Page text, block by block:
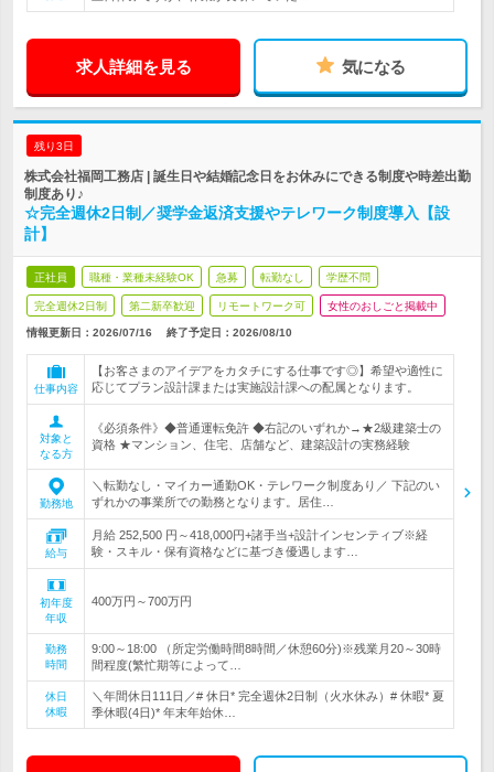
求人詳細を見る 気になる
残り3日
株式会社福岡工務店 | 誕生日や結婚記念日をお休みにできる制度や時差出勤
制度あり♪
☆完全週休2日制／奨学金返済支援やテレワーク制度導入【設
計】
正社員 職種・業種未経験OK 急募 転勤なし 学歴不問
完全週休2日制 第二新卒歓迎 リモートワーク可 女性のおしごと掲載中
情報更新日：2026/07/16 終了予定日： 2026/08/10
仕事内容
【お客さまのアイデアをカタチにする仕事です◎】希望や適性に
応じてプラン設計課または実施設計課への配属となります。
対象と
なる方
《必須条件》◆普通運転免許 ◆右記のいずれか→★2級建築士の
資格 ★マンション、住宅、店舗など、建築設計の実務経験
勤務地
＼転勤なし・マイカー通勤OK・テレワーク制度あり／ 下記のい
ずれかの事業所での勤務となります。居住…
給与
月給 252,500 円～418,000円+諸手当+設計インセンティブ※経
験・スキル・保有資格などに基づき優遇します…
初年度
年収
400万円～700万円
勤務
時間
9:00～18:00 （所定労働時間8時間／休憩60分)※残業月20～30時
間程度(繁忙期等によって…
休日
休暇
＼年間休日111日／# 休日* 完全週休2日制（火水休み）# 休暇* 夏
季休暇(4日)* 年末年始休…